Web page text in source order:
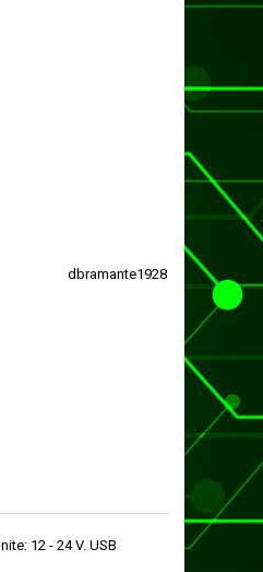
dbramante1928
12 - 24 V. USB